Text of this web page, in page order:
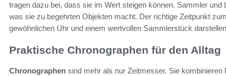
tragen dazu bei, dass sie im Wert steigen können. Sammler und
was sie zu begehrten Objekten macht. Der richtige Zeitpunkt
gewöhnlichen Uhr und einem wertvollen Sammlerstück
Praktische Chronographen für den Alltag
Chronographen sind mehr als nur Zeitmesser. Sie